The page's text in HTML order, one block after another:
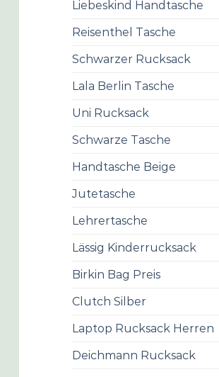
Liebeskind Handtasche
Reisenthel Tasche
Schwarzer Rucksack
Lala Berlin Tasche
Uni Rucksack
Schwarze Tasche
Handtasche Beige
Jutetasche
Lehrertasche
Lässig Kinderrucksack
Birkin Bag Preis
Clutch Silber
Laptop Rucksack Herren
Deichmann Rucksack